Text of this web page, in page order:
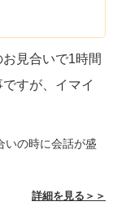
見合いで1時間
すが、イマイ
いの時に会話が盛
詳細を見る＞＞